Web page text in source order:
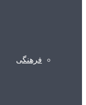
فرهنگی